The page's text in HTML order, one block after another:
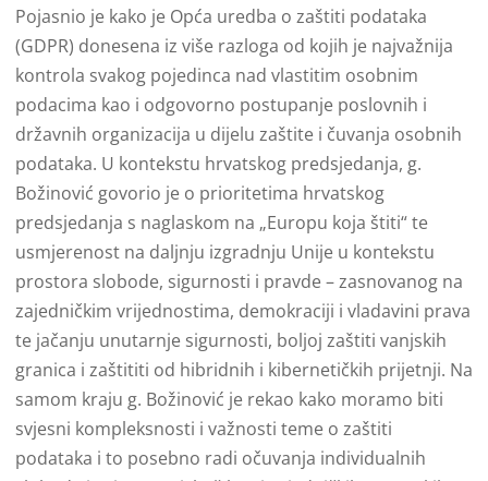
Pojasnio je kako je Opća uredba o zaštiti podataka
(GDPR) donesena iz više razloga od kojih je najvažnija
kontrola svakog pojedinca nad vlastitim osobnim
podacima kao i odgovorno postupanje poslovnih i
državnih organizacija u dijelu zaštite i čuvanja osobnih
podataka. U kontekstu hrvatskog predsjedanja, g.
Božinović govorio je o prioritetima hrvatskog
predsjedanja s naglaskom na „Europu koja štiti“ te
usmjerenost na daljnju izgradnju Unije u kontekstu
prostora slobode, sigurnosti i pravde – zasnovanog na
zajedničkim vrijednostima, demokraciji i vladavini prava
te jačanju unutarnje sigurnosti, boljoj zaštiti vanjskih
granica i zaštititi od hibridnih i kibernetičkih prijetnji. Na
samom kraju g. Božinović je rekao kako moramo biti
svjesni kompleksnosti i važnosti teme o zaštiti
podataka i to posebno radi očuvanja individualnih